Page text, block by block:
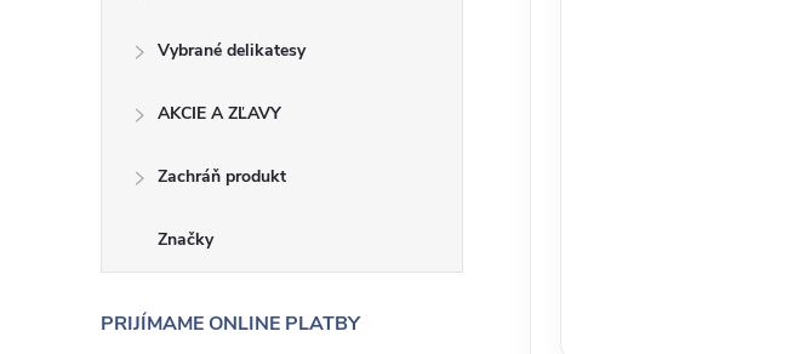
Vybrané delikatesy
AKCIE A ZĽAVY
Zachráň produkt
Značky
PRIJÍMAME ONLINE PLATBY